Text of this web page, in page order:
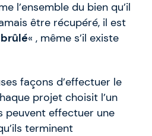
l’ensemble du bien qu’il
être récupéré, il est
brûlé« , même s’il existe
façons d’effectuer le
projet choisit l’un
peuvent effectuer une
terminent